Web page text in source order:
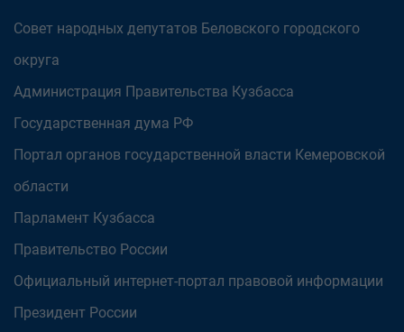
Совет народных депутатов Беловского городского
округа
Администрация Правительства Кузбасса
Государственная дума РФ
Портал органов государственной власти Кемеровской
области
Парламент Кузбасса
Правительство России
Официальный интернет-портал правовой информации
Президент России